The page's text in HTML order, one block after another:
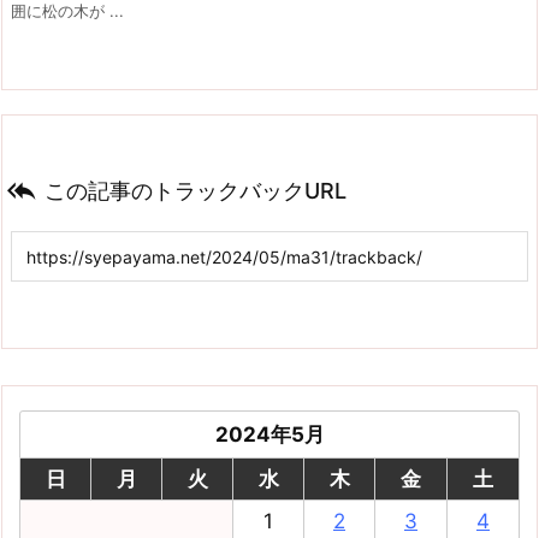
囲に松の木が ...
 この記事のトラックバックURL
2024年5月
日
月 火 水 木 金
土
1
2 3
4